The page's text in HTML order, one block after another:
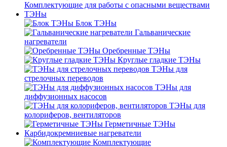
Комплектующие для работы с опасными веществами
ТЭНы
Блок ТЭНы
Гальванические
нагреватели
Оребренные ТЭНы
Круглые гладкие ТЭНы
ТЭНы для
стрелочных переводов
ТЭНы для
диффузионных насосов
ТЭНы для
колориферов, вентиляторов
Герметичные ТЭНы
Карбидокремниевые нагреватели
Комплектующие